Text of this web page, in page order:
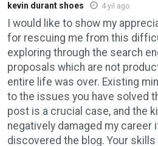
kevin durant shoes 4 yıl ago
I would like to show my
for rescuing me from this
exploring through the search
proposals which are not
entire life was over. Existing
to the issues you have solved
post is a crucial case, and the
negatively damaged my career
discovered the blog. Your skills